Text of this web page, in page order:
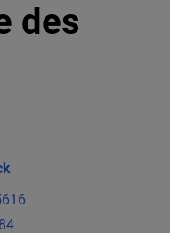
des